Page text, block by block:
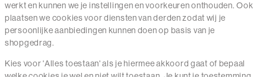
020 - 3412 650
Van maandag t/m vrijdag van 8.30 uur tot 18.00 uur.
Service
werkt en kunnen we je instellingen en voorkeuren onthouden. Ook
plaatsen we cookies voor diensten van derden zodat wij je
persoonlijke aanbiedingen kunnen doen op basis van je
shopgedrag.
Kies voor 'Alles toestaan' als je hiermee akkoord gaat of bepaal